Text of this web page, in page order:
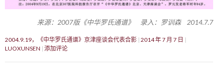
来源：2007版《中华罗氏通谱》 录入：罗训森 2014.7.7
2004.9.19，《中华罗氏通谱》京津座谈会代表合影 2014 年 7 月 7 日
LUOXUNSEN 添加评论